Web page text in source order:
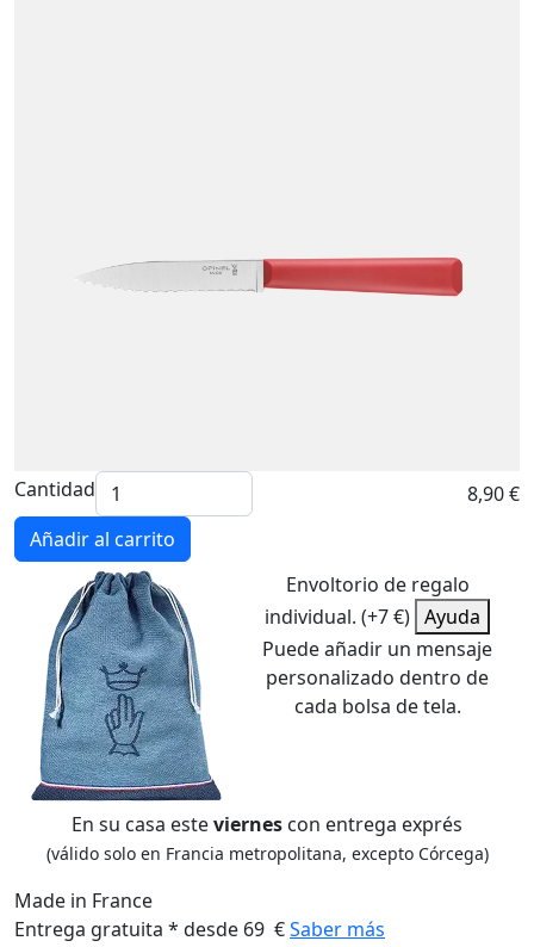
Cantidad
8,90 €
Añadir al carrito
Envoltorio de regalo
individual. (+7 €) Ayuda
Puede añadir un mensaje
personalizado dentro de
cada bolsa de tela.
En su casa esteviernes con entrega exprés
(válido solo en Francia metropolitana, excepto Córcega)
Made in France
Entrega gratuita * desde 69 €Saber más